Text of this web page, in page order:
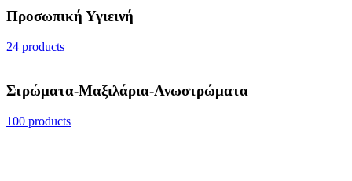
Προσωπική Υγιεινή
24 products
Στρώματα-Μαξιλάρια-Ανωστρώματα
100 products